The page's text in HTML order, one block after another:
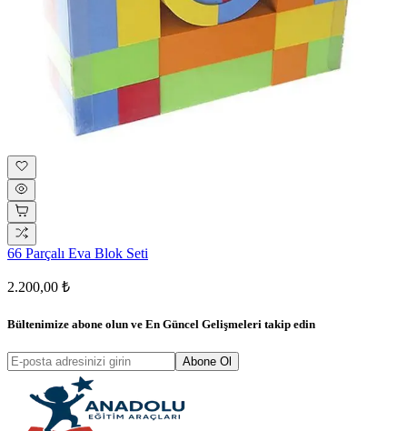
66 Parçalı Eva Blok Seti
2.200,00 ₺
Bültenimize abone olun ve En Güncel Gelişmeleri takip edin
Abone Ol